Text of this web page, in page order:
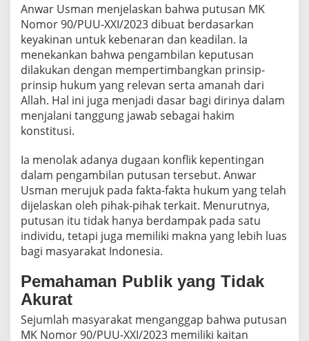
X
I
/
2
0
2
3
Anwar Usman menjelaskan bahwa putusan MK
Nomor 90/PUU-XXI/2023 dibuat berdasarkan
keyakinan untuk kebenaran dan keadilan. Ia
menekankan bahwa pengambilan keputusan
dilakukan dengan mempertimbangkan prinsip-
prinsip hukum yang relevan serta amanah dari
Allah. Hal ini juga menjadi dasar bagi dirinya dalam
menjalani tanggung jawab sebagai hakim
konstitusi.
Ia menolak adanya dugaan konflik kepentingan
dalam pengambilan putusan tersebut. Anwar
Usman merujuk pada fakta-fakta hukum yang telah
dijelaskan oleh pihak-pihak terkait. Menurutnya,
putusan itu tidak hanya berdampak pada satu
individu, tetapi juga memiliki makna yang lebih luas
bagi masyarakat Indonesia.
Pemahaman Publik yang Tidak
Akurat
Sejumlah masyarakat menganggap bahwa putusan
MK Nomor 90/PUU-XXI/2023 memiliki kaitan